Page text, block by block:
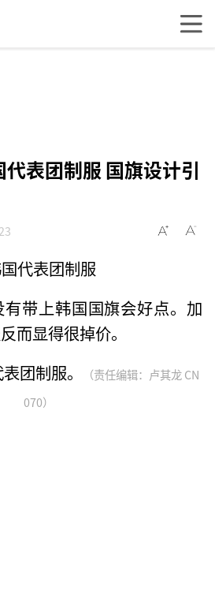
表团制服 国旗设计引
代表团制服
带上韩国国旗会好点。加
而显得很掉价。
团制服。
（责任编辑：卢其龙 CN
070）